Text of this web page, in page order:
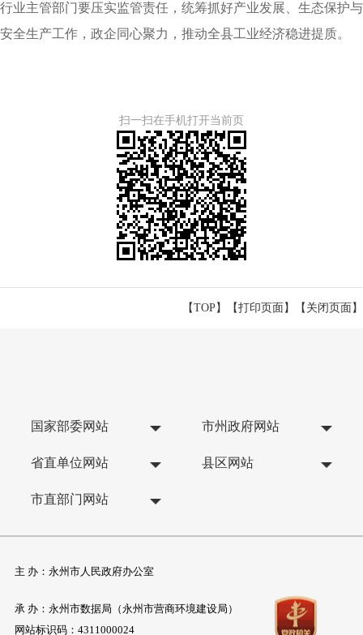
行业主管部门要压实监管责任，统筹抓好产业发展、生态保护与
安全生产工作，政企同心聚力，推动全县工业经济稳进提质。
扫一扫在手机打开当前页
【TOP】 【打印页面 】【 关闭页面 】
国家部委网站 市州政府网站
省直单位网站 县区网站
市直部门网站
主 办：永州市人民政府办公室
承 办：永州市数据局（永州市营商环境建设局）
网站标识码：4311000024